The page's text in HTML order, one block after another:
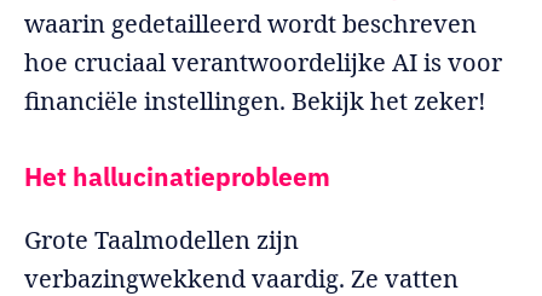
waarin gedetailleerd wordt beschreven
hoe cruciaal verantwoordelijke AI is voor
financiële instellingen. Bekijk het zeker!
Het hallucinatieprobleem
Grote Taalmodellen zijn
verbazingwekkend vaardig. Ze vatten